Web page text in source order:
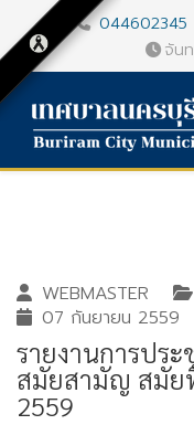
044602345
จัน
WEBMASTER
07 กันยายน 2559
รายงานการปร
สมัยสามัญ สมัย
2559